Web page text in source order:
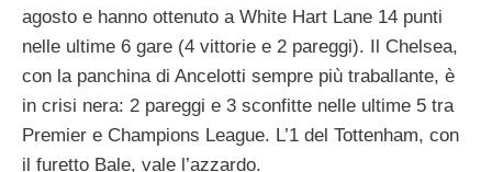
agosto e hanno ottenuto a White Hart Lane 14 punti
nelle ultime 6 gare (4 vittorie e 2 pareggi). Il Chelsea,
con la panchina di Ancelotti sempre più traballante, è
in crisi nera: 2 pareggi e 3 sconfitte nelle ultime 5 tra
Premier e Champions League. L’1 del Tottenham, con
il furetto Bale, vale l’azzardo.